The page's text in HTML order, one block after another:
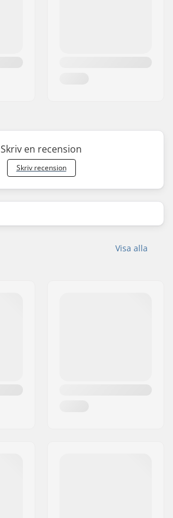
Skriv en recension
Skriv recension
Visa alla